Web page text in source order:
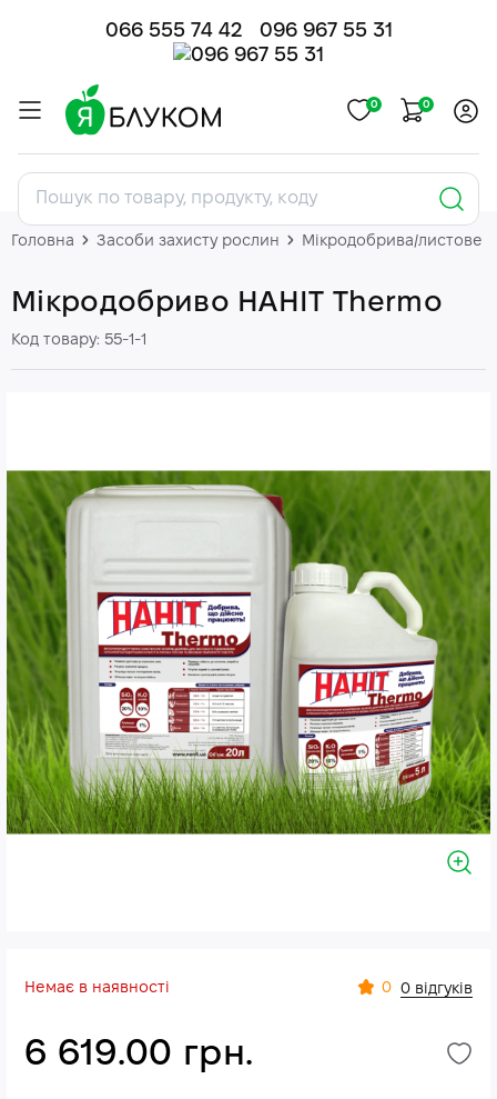
066 555 74 42 096 967 55 31
0 0
Головна Засоби захисту рослин Мікродобрива/листове
Мікродобриво НАНІТ Thermo
Код товару: 55-1-1
Немає в наявності 0 0 відгуків
6 619.00 грн.